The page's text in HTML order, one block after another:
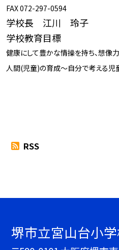
FAX 072-297-0594
学校長 江川 玲子
学校教育目標
健康にして豊かな情操を持ち、想像
人間(児童)の育成～自分で考える児
RSS
堺市立宮山台小